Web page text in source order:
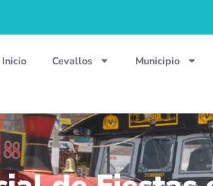
Inicio Cevallos Municipio